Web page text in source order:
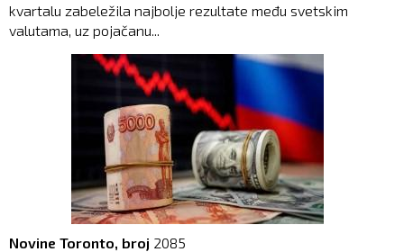
kvartalu zabeležila najbolje rezultate među svetskim
valutama, uz pojačanu...
Novine Toronto, broj 2085